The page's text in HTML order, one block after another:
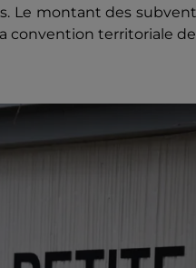
Le montant des
convention territoriale